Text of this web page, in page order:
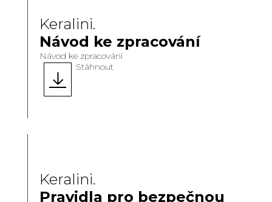
Keralini.
Návod ke zpracování
Návod ke zpracování
Stáhnout
Keralini.
Pravidla pro bezpečnou